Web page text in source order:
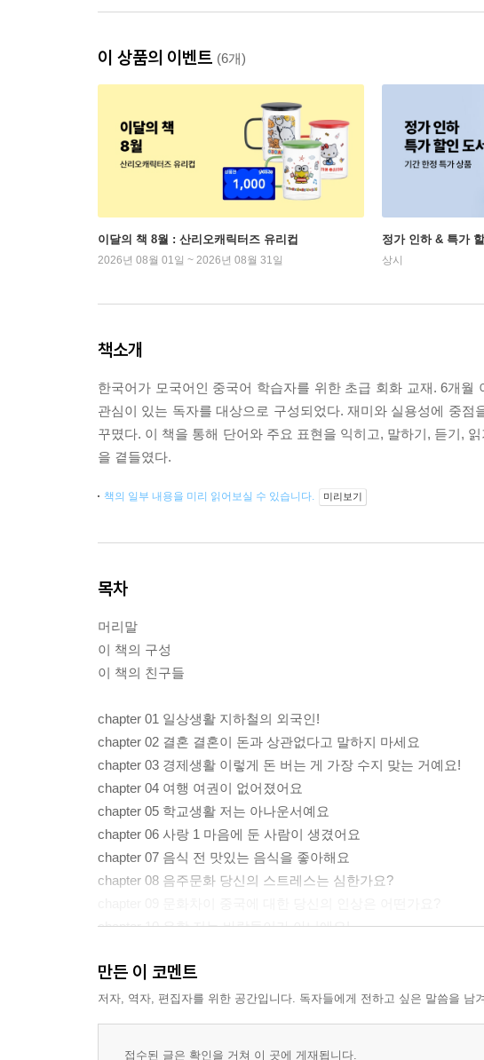
이 상품의 이벤트 (6개)
이달의 책 8월 : 산리오캐릭터즈 유리컵
2026년 08월 01일 ~ 2026년 08월 31일
정가 인하 & 특가
상시
책소개
한국어가 모국어인 중국어 학습자를 위한 초급 회화 교재. 6개
관심이 있는 독자를 대상으로 구성되었다. 재미와 실용성에 중
꾸몄다. 이 책을 통해 단어와 주요 표현을 익히고, 말하기, 듣기,
을 곁들였다.
책의 일부 내용을 미리 읽어보실 수 있습니다. 미리보기
목차
머리말
이 책의 구성
이 책의 친구들
chapter 01 일상생활 지하철의 외국인!
chapter 02 결혼 결혼이 돈과 상관없다고 말하지 마세요
chapter 03 경제생활 이렇게 돈 버는 게 가장 수지 맞는 거예요!
chapter 04 여행 여권이 없어졌어요
chapter 05 학교생활 저는 아나운서예요
chapter 06 사랑 1 마음에 둔 사람이 생겼어요
chapter 07 음식 전 맛있는 음식을 좋아해요
chapter 08 음주문화 당신의 스트레스는 심한가요?
chapter 10 유학 저는 바람둥이가 아니에요!
chapter 12 여가생활 유원지
부록
만든 이 코멘트
저자, 역자, 편집자를 위한 공간입니다. 독자들에게 전하고 싶은 말씀을 남
접수된 글은 확인을 거쳐 이 곳에 게재됩니다.